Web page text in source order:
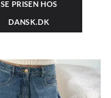
SE PRISEN HOS
DANSK.DK